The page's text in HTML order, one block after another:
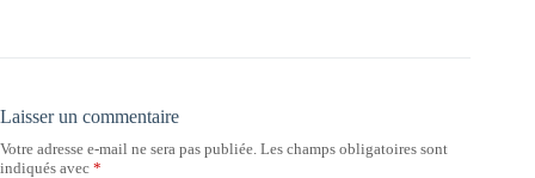
Laisser un commentaire
Votre adresse e-mail ne sera pas publiée. Les champs obligatoires sont
indiqués avec *